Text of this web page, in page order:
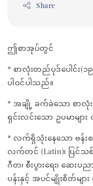
Share
ဤစာအုပ်တွင်
* စာလုံးတည်ပုဒ်ပေါင်း(၁၉
ပါဝင်ပါသည်။
* အချို့ ခက်ခဲသော စာလုံ
ရှင်းလင်းသော ဥပမာမျ
* လက်ရှိသုံးနေသော ဗန်းစ
လက်တင် (Latin)၊ ပြင်သစ် ဝ
ဂီတ၊ စီးပွားရေး၊ ဆေးပ
ပန်းနှင့် အပင်မျိုးစိတ်မျ